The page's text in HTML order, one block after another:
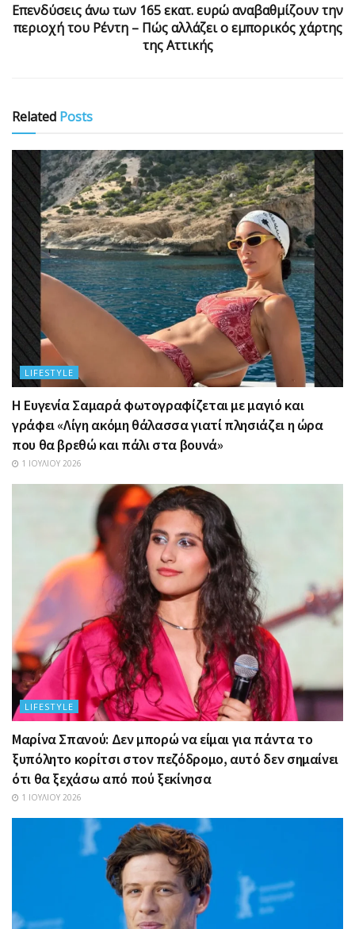
Επενδύσεις άνω των 165 εκατ. ευρώ αναβαθμίζουν την
περιοχή του Ρέντη – Πώς αλλάζει ο εμπορικός χάρτης
της Αττικής
Related Posts
LIFESTYLE
Η Ευγενία Σαμαρά φωτογραφίζεται με μαγιό και
γράφει «Λίγη ακόμη θάλασσα γιατί πλησιάζει η ώρα
που θα βρεθώ και πάλι στα βουνά»
1 ΙΟΥΛΊΟΥ 2026
LIFESTYLE
Μαρίνα Σπανού: Δεν μπορώ να είμαι για πάντα το
ξυπόλητο κορίτσι στον πεζόδρομο, αυτό δεν σημαίνει
ότι θα ξεχάσω από πού ξεκίνησα
1 ΙΟΥΛΊΟΥ 2026